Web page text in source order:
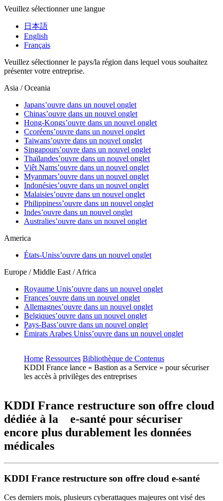
Veuillez sélectionner une langue
日本語
English
Français
Veuillez sélectionner le pays/la région dans lequel vous souhaitez
présenter votre entreprise.
Asia / Oceania
Japans’ouvre dans un nouvel onglet
Chinas’ouvre dans un nouvel onglet
Hong-Kongs’ouvre dans un nouvel onglet
Ccoréens’ouvre dans un nouvel onglet
Taiwans’ouvre dans un nouvel onglet
Singapours’ouvre dans un nouvel onglet
Thaïlandes’ouvre dans un nouvel onglet
Viêt Nams’ouvre dans un nouvel onglet
Myanmars’ouvre dans un nouvel onglet
Indonésies’ouvre dans un nouvel onglet
Malaisies’ouvre dans un nouvel onglet
Philippiness’ouvre dans un nouvel onglet
Indes’ouvre dans un nouvel onglet
Australies’ouvre dans un nouvel onglet
America
États-Uniss’ouvre dans un nouvel onglet
Europe / Middle East / Africa
Royaume Unis’ouvre dans un nouvel onglet
Frances’ouvre dans un nouvel onglet
Allemagnes’ouvre dans un nouvel onglet
Belgiques’ouvre dans un nouvel onglet
Pays-Bass’ouvre dans un nouvel onglet
Émirats Arabes Uniss’ouvre dans un nouvel onglet
Home Ressources Bibliothèque de Contenus
KDDI France lance « Bastion as a Service » pour sécuriser
les accès à privilèges des entreprises
KDDI France restructure son offre cloud
dédiée à la e-santé pour sécuriser
encore plus durablement les données
médicales
KDDI France restructure son offre cloud e-santé
Ces derniers mois, plusieurs cyberattaques majeures ont visé des